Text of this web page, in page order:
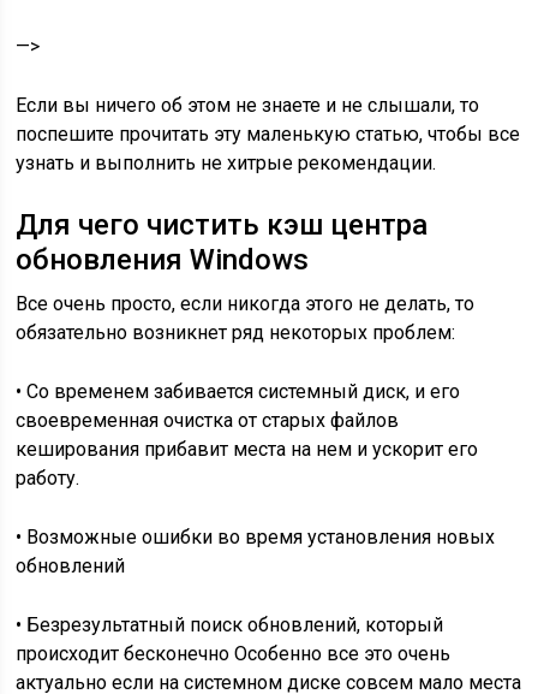
—>
Если вы ничего об этом не знаете и не слышали, то
поспешите прочитать эту маленькую статью, чтобы все
узнать и выполнить не хитрые рекомендации.
Для чего чистить кэш центра
обновления Windows
Все очень просто, если никогда этого не делать, то
обязательно возникнет ряд некоторых проблем:
•Со временем забивается системный диск, и его
своевременная очистка от старых файлов
кеширования прибавит места на нем и ускорит его
работу.
• Возможные ошибки во время установления новых
обновлений
• Безрезультатный поиск обновлений, который
происходит бесконечно Особенно все это очень
актуально если на системном диске совсем мало места